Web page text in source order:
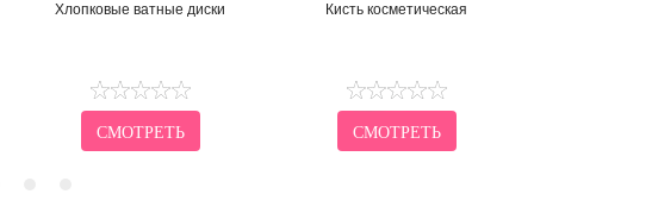
Хлопковые ватные диски
СМОТРЕТЬ
Кисть косметическая
СМОТРЕТЬ